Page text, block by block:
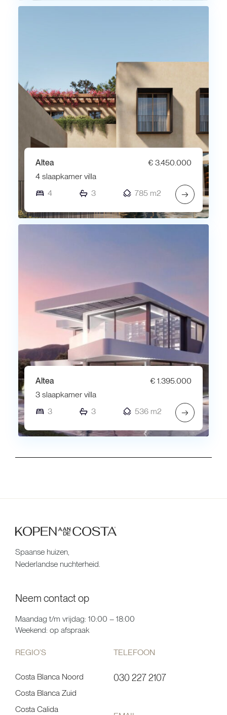
Altea
€ 3.450.000
4 slaapkamer villa
4
3 785 m2 →
Altea
€ 1.395.000
3 slaapkamer villa
3
3 536 m2 →
Spaanse huizen,
Nederlandse nuchterheid.
Neem contact op
Maandag t/m vrijdag: 10:00 – 18:00
Weekend: op afspraak
REGIO’S
Costa Blanca Noord
Costa Blanca Zuid
Costa Calida
TELEFOON
030 227 2107